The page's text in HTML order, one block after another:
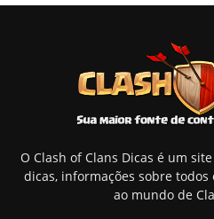
O Clash of Clans Dicas é um
dicas, informações sobre
ao mundo de